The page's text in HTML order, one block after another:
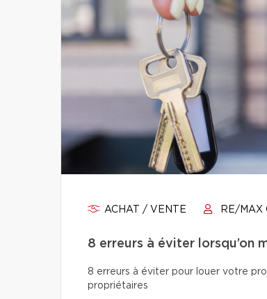
ACHAT / VENTE RE/MAX
8 erreurs à éviter lorsqu’on
8 erreurs à éviter pour louer votre
propriétaires